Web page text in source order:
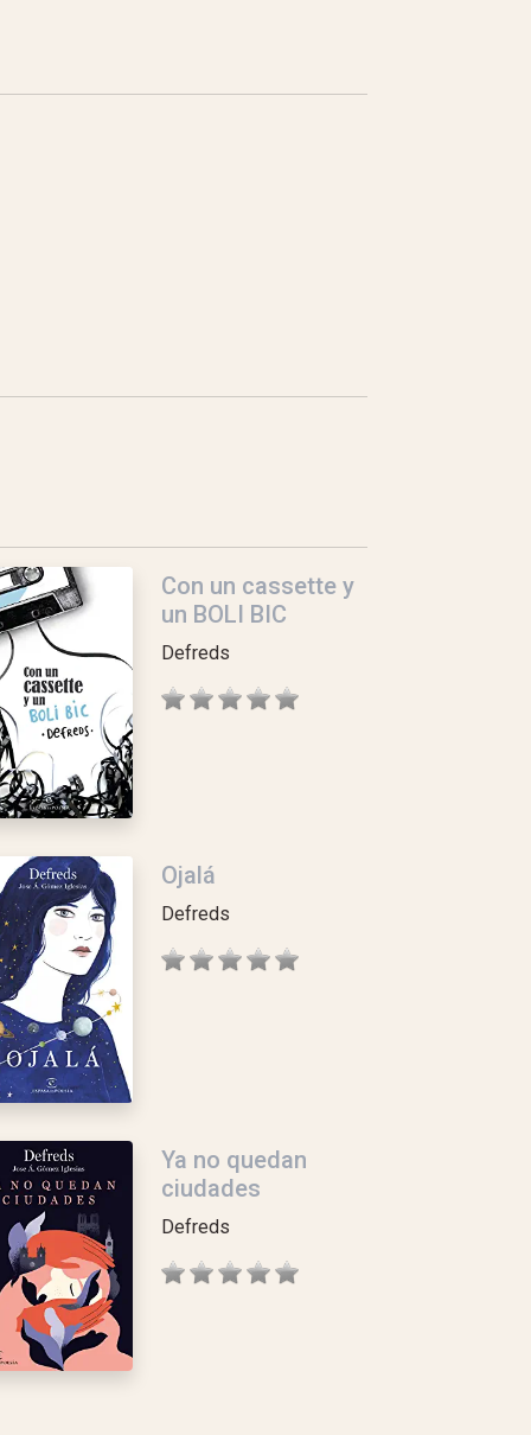
Con un cassette y
un BOLI BIC
Defreds
Ojalá
Defreds
Ya no quedan
ciudades
Defreds